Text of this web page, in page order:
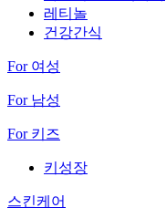
레티놀
건강간식
For 여성
For 남성
For 키즈
키성장
스킨케어